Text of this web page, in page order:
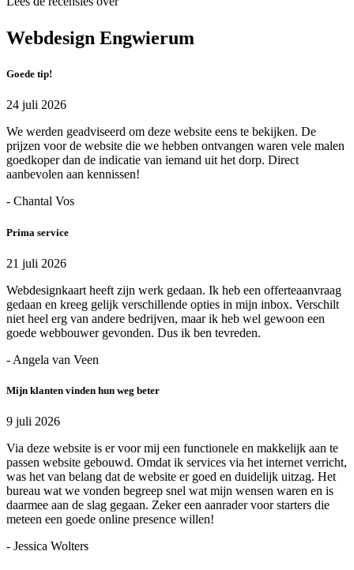
Webdesign Engwierum
Goede tip!
24 juli 2026
We werden geadviseerd om deze website eens te bekijken. De
prijzen voor de website die we hebben ontvangen waren vele malen
goedkoper dan de indicatie van iemand uit het dorp. Direct
aanbevolen aan kennissen!
- Chantal Vos
Prima service
21 juli 2026
Webdesignkaart heeft zijn werk gedaan. Ik heb een offerteaanvraag
gedaan en kreeg gelijk verschillende opties in mijn inbox. Verschilt
niet heel erg van andere bedrijven, maar ik heb wel gewoon een
goede webbouwer gevonden. Dus ik ben tevreden.
- Angela van Veen
Mijn klanten vinden hun weg beter
9 juli 2026
Via deze website is er voor mij een functionele en makkelijk aan te
passen website gebouwd. Omdat ik services via het internet verricht,
was het van belang dat de website er goed en duidelijk uitzag. Het
bureau wat we vonden begreep snel wat mijn wensen waren en is
daarmee aan de slag gegaan. Zeker een aanrader voor starters die
meteen een goede online presence willen!
- Jessica Wolters